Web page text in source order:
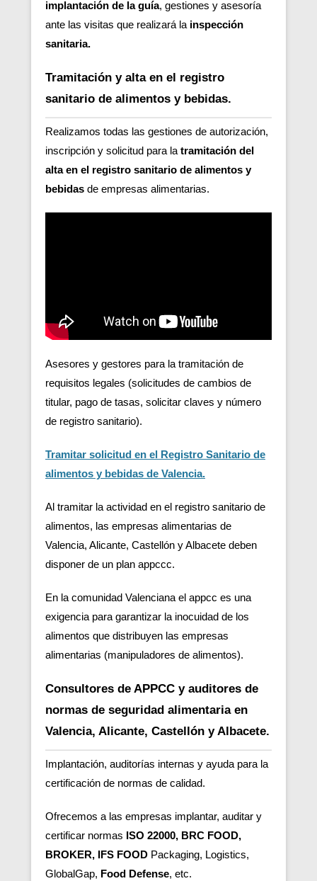
implantación de la guía, gestiones y asesoría
ante las visitas que realizará la inspección
sanitaria.
Tramitación y alta en el registro
sanitario de alimentos y bebidas.
Realizamos todas las gestiones de autorización,
inscripción y solicitud para la tramitación del
alta en el registro sanitario de alimentos y
bebidas de empresas alimentarias.
Asesores y gestores para la tramitación de
requisitos legales (solicitudes de cambios de
titular, pago de tasas, solicitar claves y número
de registro sanitario).
Tramitar solicitud en el Registro Sanitario de
alimentos y bebidas de Valencia.
Al tramitar la actividad en el registro sanitario de
alimentos, las empresas alimentarias de
Valencia, Alicante, Castellón y Albacete deben
disponer de un plan appccc.
En la comunidad Valenciana el appcc es una
exigencia para garantizar la inocuidad de los
alimentos que distribuyen las empresas
alimentarias (manipuladores de alimentos).
Consultores de APPCC y auditores de
normas de seguridad alimentaria en
Valencia, Alicante, Castellón y Albacete.
Implantación, auditorías internas y ayuda para la
certificación de normas de calidad.
Ofrecemos a las empresas implantar, auditar y
certificar normas ISO 22000, BRC FOOD,
BROKER, IFS FOOD Packaging, Logistics,
GlobalGap, Food Defense, etc.